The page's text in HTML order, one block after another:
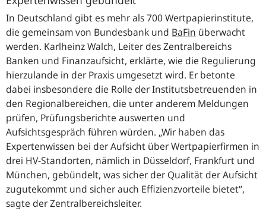
In Deutschland gibt es mehr als 700 Wertpapierinstitute,
die gemeinsam von Bundesbank und BaFin überwacht
werden. Karlheinz Walch, Leiter des Zentralbereichs
Banken und Finanzaufsicht, erklärte, wie die Regulierung
hierzulande in der Praxis umgesetzt wird. Er betonte
dabei insbesondere die Rolle der Institutsbetreuenden in
den Regionalbereichen, die unter anderem Meldungen
prüfen, Prüfungsberichte auswerten und
Aufsichtsgespräch führen würden. Wir haben das
Expertenwissen bei der Aufsicht über Wertpapierfirmen in
drei HV-Standorten, nämlich in Düsseldorf, Frankfurt und
München, gebündelt, was sicher der Qualität der Aufsicht
zugutekommt und sicher auch Effizienzvorteile bietet ,
sagte der Zentralbereichsleiter.